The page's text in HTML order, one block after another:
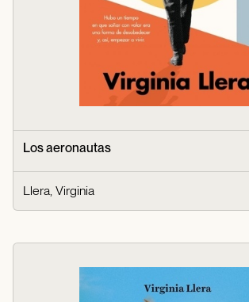
Los aeronautas
Llera, Virginia